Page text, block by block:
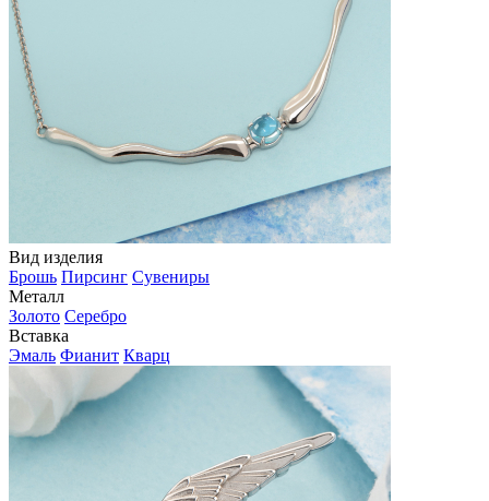
Вид изделия
Брошь Пирсинг Сувениры
Металл
Золото Серебро
Вставка
Эмаль Фианит Кварц